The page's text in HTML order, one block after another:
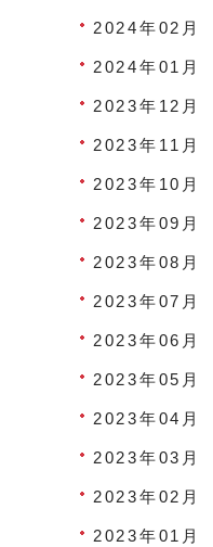
2024年02月
2024年01月
2023年12月
2023年11月
2023年10月
2023年09月
2023年08月
2023年07月
2023年06月
2023年05月
2023年04月
2023年03月
2023年02月
2023年01月